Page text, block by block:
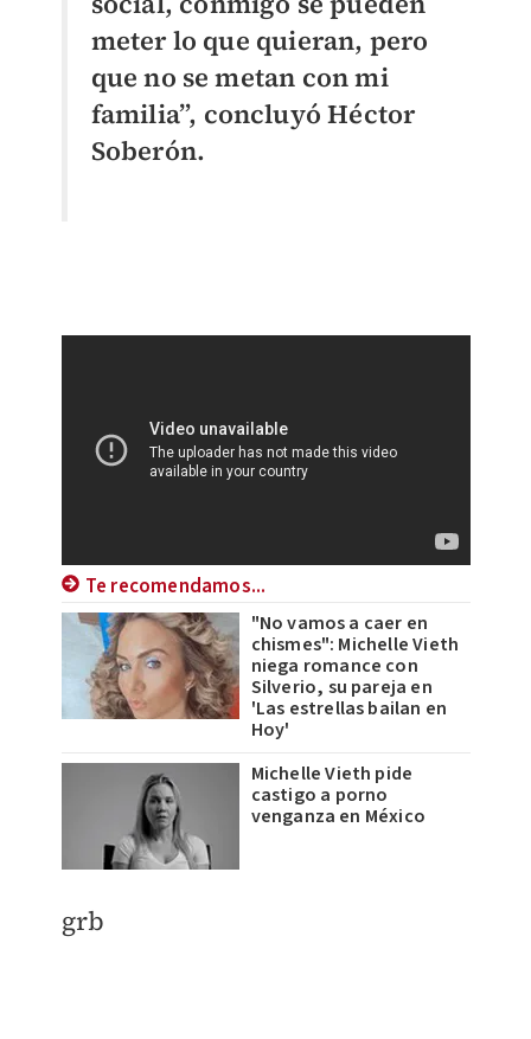
meter lo que quieran, pero
que no se metan con mi
familia”, concluyó Héctor
Soberón.
Te recomendamos...
"No vamos a caer en
chismes": Michelle Vieth
niega romance con
Silverio, su pareja en
'Las estrellas bailan en
Hoy'
Michelle Vieth pide
castigo a porno
venganza en México
grb